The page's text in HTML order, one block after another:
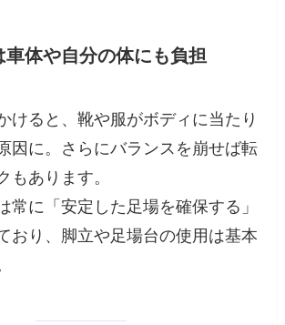
車体や自分の体にも負担
けると、靴や服がボディに当たり
因に。さらにバランスを崩せば転
もあります。
常に「安定した足場を確保する」
おり、脚立や足場台の使用は基本